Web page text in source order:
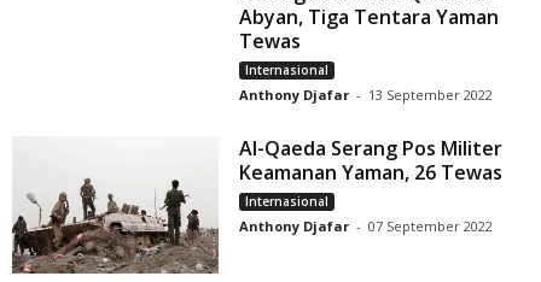
Abyan, Tiga Tentara Yaman
Tewas
Internasional
Anthony Djafar - 13 September 2022
Al-Qaeda Serang Pos Militer
Keamanan Yaman, 26 Tewas
Internasional
Anthony Djafar - 07 September 2022